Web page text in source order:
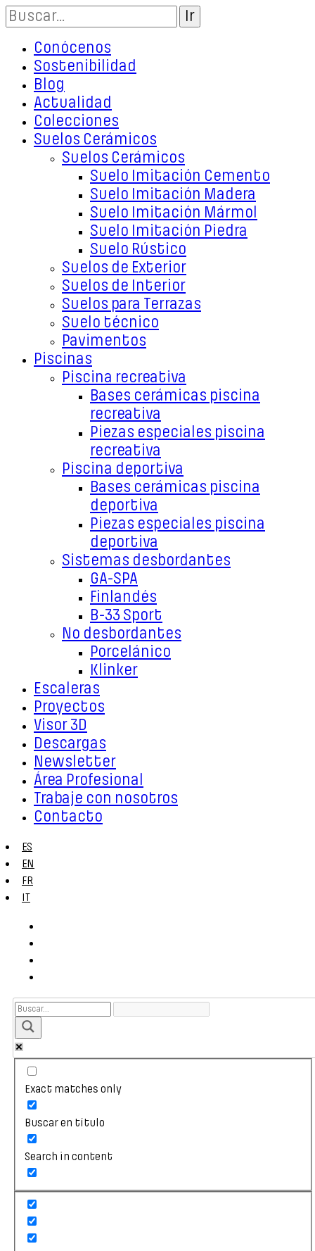
Conócenos
Sostenibilidad
Blog
Actualidad
Colecciones
Suelos Cerámicos
Suelos Cerámicos
Suelo Imitación Cemento
Suelo Imitación Madera
Suelo Imitación Mármol
Suelo Imitación Piedra
Suelo Rústico
Suelos de Exterior
Suelos de Interior
Suelos para Terrazas
Suelo técnico
Pavimentos
Piscinas
Piscina recreativa
Bases cerámicas piscina
recreativa
Piezas especiales piscina
recreativa
Piscina deportiva
Bases cerámicas piscina
deportiva
Piezas especiales piscina
deportiva
Sistemas desbordantes
GA-SPA
Finlandés
B-33 Sport
No desbordantes
Porcelánico
Klinker
Escaleras
Proyectos
Visor 3D
Descargas
Newsletter
Área Profesional
Trabaje con nosotros
Contacto
ES
EN
FR
IT
Exact matches only
Buscar en título
Search in content